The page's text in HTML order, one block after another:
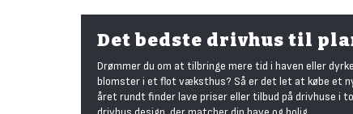
Det bedste drivhus til
Drømmer du om at tilbringe mere tid i haven eller
blomster i et flot væksthus? Så er det let at købe et
året rundt finder lave priser eller tilbud på drivhuse i